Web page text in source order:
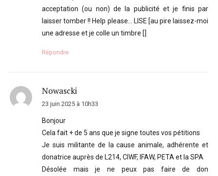
acceptation (ou non) de la publicité et je finis par
laisser tomber !! Help please… LISE [au pire laissez-moi
une adresse et je colle un timbre []
Répondre
Nowascki
23 juin 2025 à 10h33
Bonjour
Cela fait + de 5 ans que je signe toutes vos pétitions
Je suis militante de la cause animale, adhérente et
donatrice auprès de L214, CIWF, IFAW, PETA et la SPA
Désolée mais je ne peux pas faire de don